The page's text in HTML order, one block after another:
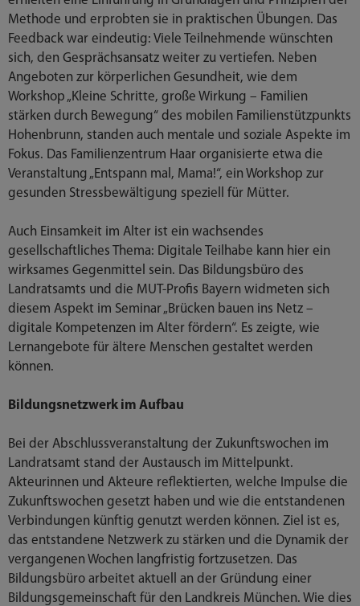
Methode und erprobten sie in praktischen Übungen. Das
Feedback war eindeutig: Viele Teilnehmende wünschten
sich, den Gesprächsansatz weiter zu vertiefen. Neben
Angeboten zur körperlichen Gesundheit, wie dem
Workshop „Kleine Schritte, große Wirkung – Familien
stärken durch Bewegung“ des mobilen Familienstützpunkts
Hohenbrunn, standen auch mentale und soziale Aspekte im
Fokus. Das Familienzentrum Haar organisierte etwa die
Veranstaltung „Entspann mal, Mama!“, ein Workshop zur
gesunden Stressbewältigung speziell für Mütter.
Auch Einsamkeit im Alter ist ein wachsendes
gesellschaftliches Thema: Digitale Teilhabe kann hier ein
wirksames Gegenmittel sein. Das Bildungsbüro des
Landratsamts und die MUT-Profis Bayern widmeten sich
diesem Aspekt im Seminar „Brücken bauen ins Netz –
digitale Kompetenzen im Alter fördern“. Es zeigte, wie
Lernangebote für ältere Menschen gestaltet werden
können.
Bildungsnetzwerk im Aufbau
Bei der Abschlussveranstaltung der Zukunftswochen im
Landratsamt stand der Austausch im Mittelpunkt.
Akteurinnen und Akteure reflektierten, welche Impulse die
Zukunftswochen gesetzt haben und wie die entstandenen
Verbindungen künftig genutzt werden können. Ziel ist es,
das entstandene Netzwerk zu stärken und die Dynamik der
vergangenen Wochen langfristig fortzusetzen. Das
Bildungsbüro arbeitet aktuell an der Gründung einer
Bildungsgemeinschaft für den Landkreis München. Wie dies